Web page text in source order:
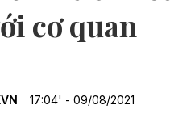
cơ quan
17:04' - 09/08/2021